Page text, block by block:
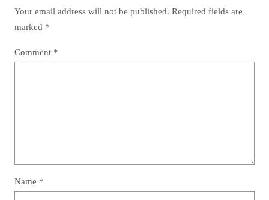
Your email address will not be published. Required fields are
marked *
Comment *
Name *